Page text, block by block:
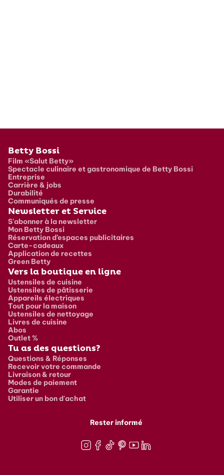
Pied de page
Betty Bossi
Film «Salut Betty»
Spectacle culinaire et gastronomique de Betty Bossi
Entreprise
Carrière & jobs
Durabilité
Communiqués de presse
Newsletter et Service
S'abonner à la newsletter
Mon Betty Bossi
Réservation d’espaces publicitaires
Carte-cadeaux
Application de recettes
Green Betty
Vers la boutique en ligne
Ustensiles de cuisine
Ustensiles de pâtisserie
Appareils électriques
Tout pour la maison
Ustensiles de nettoyage
Livres de cuisine
Abos
Outlet %
Tu as des questions?
Questions & Réponses
Recevoir votre commande
Livraison & retour
Modes de paiement
Garantie
Utiliser un bon d'achat
Rester informé